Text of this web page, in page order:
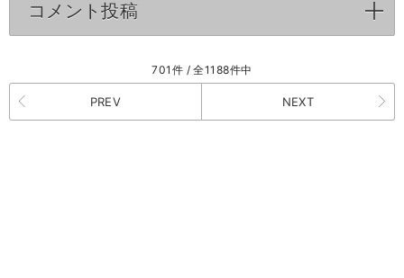
コメント投稿
701件 / 全1188件中
PREV NEXT